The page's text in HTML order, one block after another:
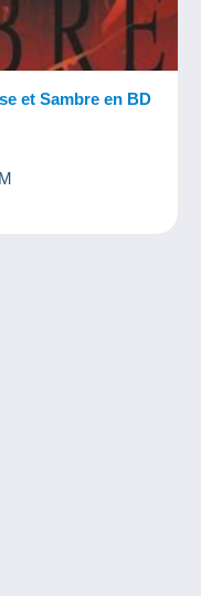
et Sambre en BD